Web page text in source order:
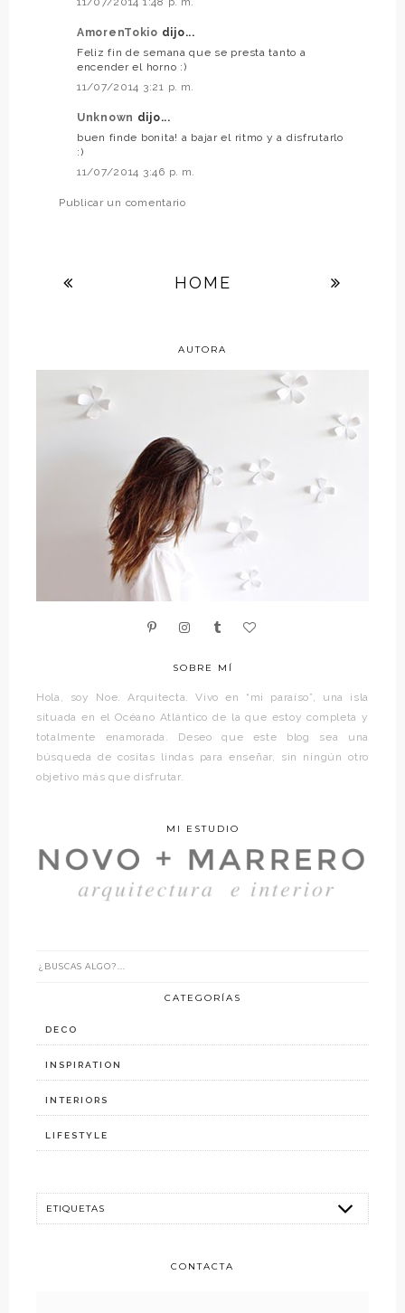
AmorenTokio dijo...
Feliz fin de semana que se presta tanto a
encender el horno :)
11/07/2014 3:21 p. m.
Unknown dijo...
buen finde bonita! a bajar el ritmo y a disfrutarlo
:)
11/07/2014 3:46 p. m.
Publicar un comentario
HOME
AUTORA
SOBRE MÍ
Hola, soy Noe. Arquitecta. Vivo en “mi paraíso”, una isla
situada en el Océano Atlántico de la que estoy completa y
totalmente enamorada. Deseo que este blog sea una
búsqueda de cositas lindas para enseñar, sin ningún otro
objetivo más que disfrutar.
MI ESTUDIO
CATEGORÍAS
DECO
INSPIRATION
INTERIORS
LIFESTYLE
CONTACTA